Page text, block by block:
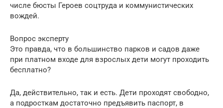
числе бюсты Героев соцтруда и коммунистических
вождей.
Вопрос эксперту
Это правда, что в большинство парков и садов даже
при платном входе для взрослых дети могут проходить
бесплатно?
Да, действительно, так и есть. Дети проходят свободно,
а подросткам достаточно предъявить паспорт, в